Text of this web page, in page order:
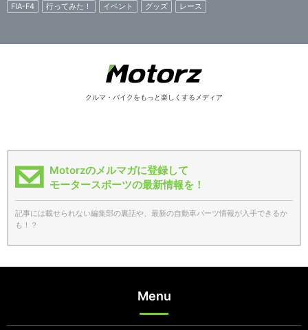
FIA-F4
行ってみた！ イベント グッズ レース
クルマ・バイクをもっと楽しくするメディア
Motorzのメルマガに登録して
モータースポーツの最新情報を！
記事には載せられない編集部の裏話や、最新の自動車パーツ情報が入手できるか
も！？
Menu